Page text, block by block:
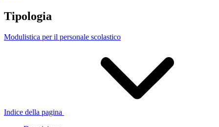
Tipologia
Modulistica per il personale scolastico
Indice della pagina